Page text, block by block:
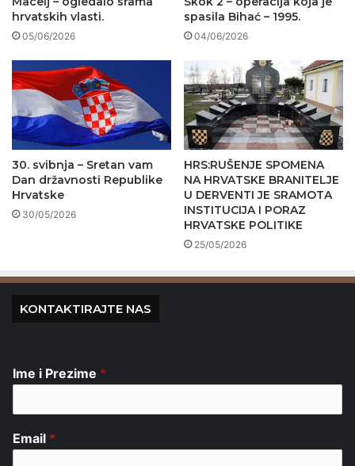
hrvatskih vlasti.
05/06/2026
spasila Bihać – 1995.
04/06/2026
30. svibnja – Sretan vam
Dan državnosti Republike
Hrvatske
30/05/2026
HRS:RUŠENJE SPOMENA
NA HRVATSKE BRANITELJE
U DERVENTI JE SRAMOTA
INSTITUCIJA I PORAZ
HRVATSKE POLITIKE
25/05/2026
KONTAKTIRAJTE NAS
Ime i Prezime *
Email *